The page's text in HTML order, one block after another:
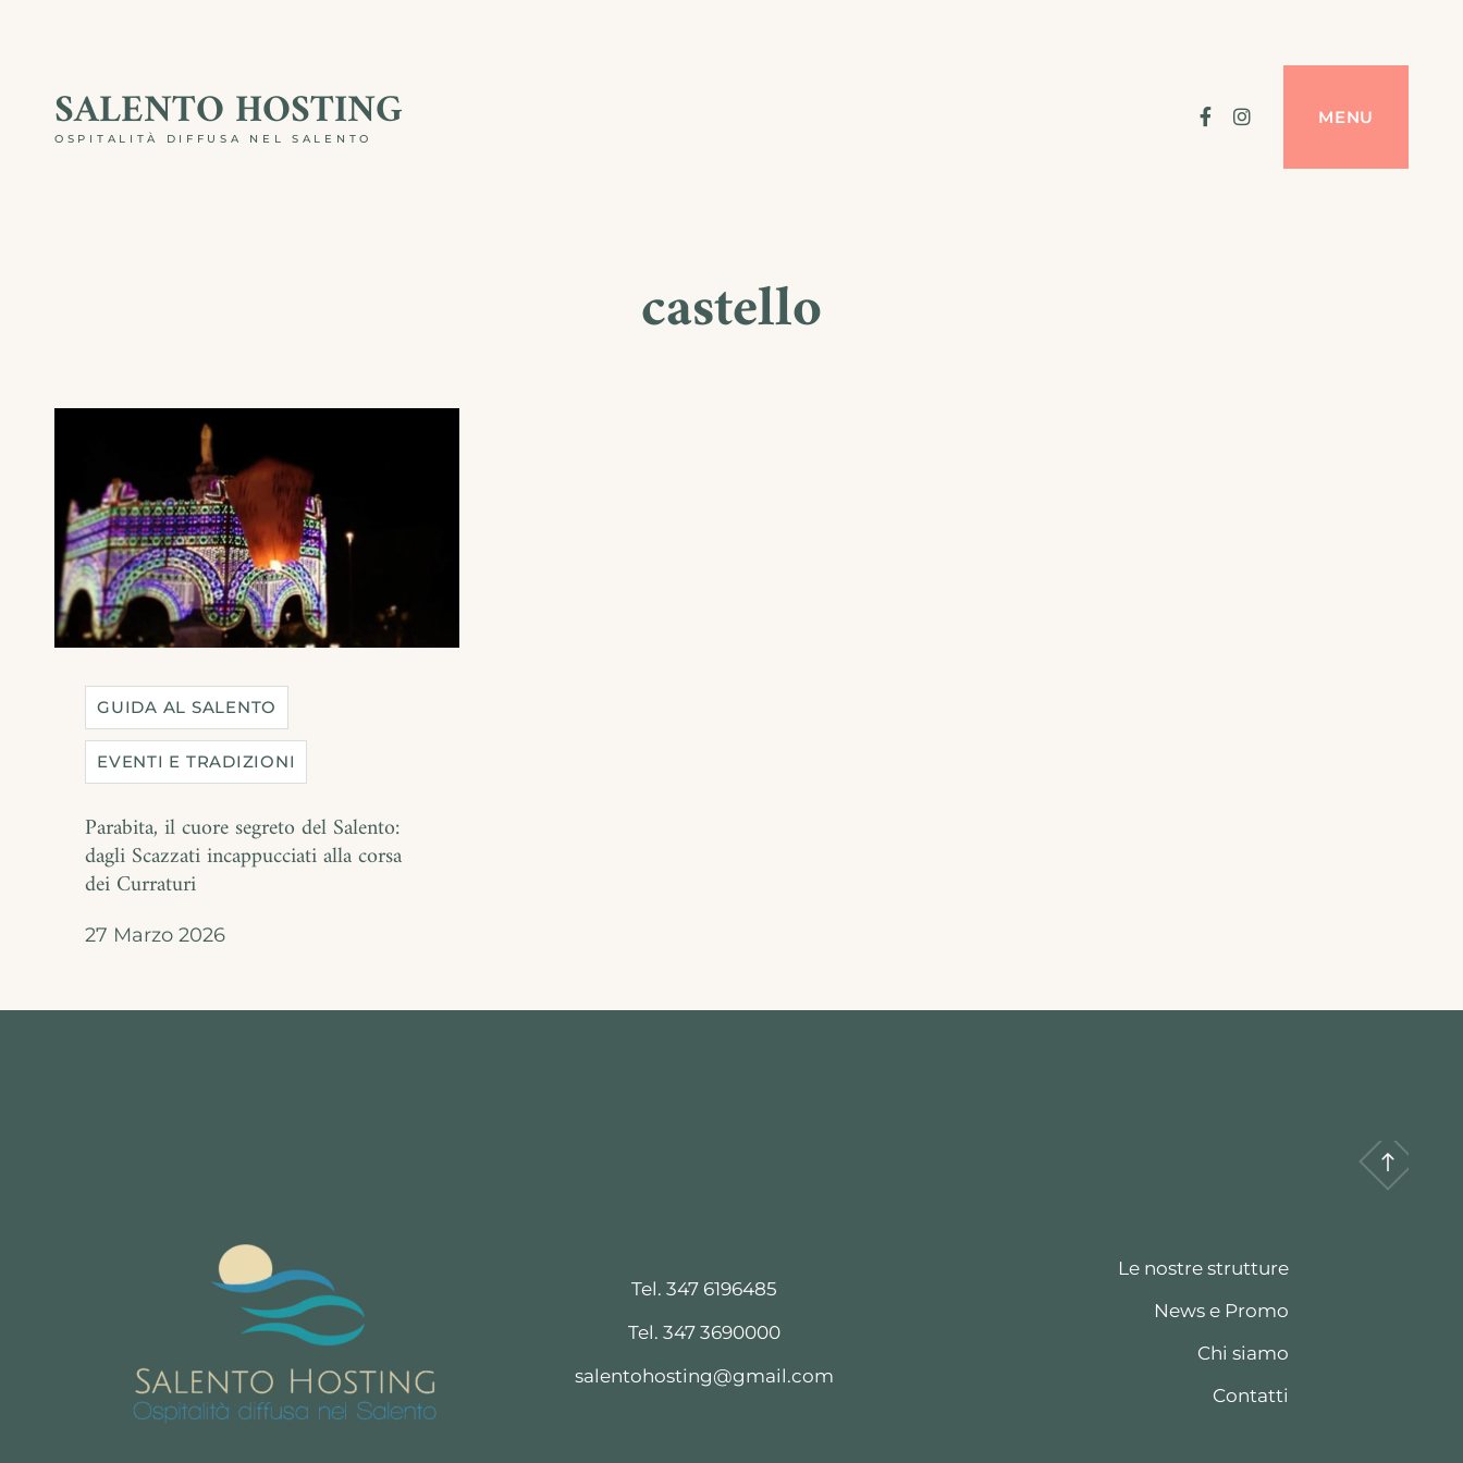
contentSALENTO HOSTING
OSPITALITÀ DIFFUSA NEL SALENTO
FacebookInstagram
MENU
castello
GUIDA AL SALENTO
EVENTI E TRADIZIONI
Parabita, il cuore segreto del Salento:
dagli Scazzati incappucciati alla corsa
dei Curraturi
27 Marzo 2026
Tel. 347 6196485
Tel. 347 3690000
salentohosting@gmail.com
Le nostre strutture
News e Promo
Chi siamo
Contatti